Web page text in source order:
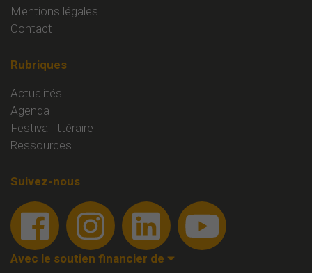
Mentions légales
Contact
Rubriques
Actualités
Agenda
Festival littéraire
Ressources
Suivez-nous
Avec le soutien financier de